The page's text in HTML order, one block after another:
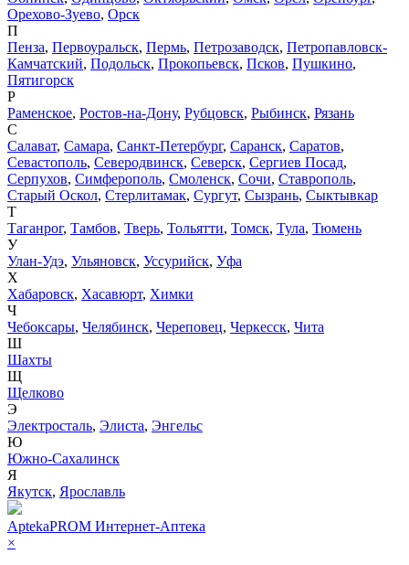
Орехово-Зуево, Орск
П
Пенза, Первоуральск, Пермь, Петрозаводск, Петропавловск-
Камчатский, Подольск, Прокопьевск, Псков, Пушкино,
Пятигорск
Р
Раменское, Ростов-на-Дону, Рубцовск, Рыбинск, Рязань
С
Салават, Самара, Санкт-Петербург, Саранск, Саратов,
Севастополь, Северодвинск, Северск, Сергиев Посад,
Серпухов, Симферополь, Смоленск, Сочи, Ставрополь,
Старый Оскол, Стерлитамак, Сургут, Сызрань, Сыктывкар
Т
Таганрог, Тамбов, Тверь, Тольятти, Томск, Тула, Тюмень
У
Улан-Удэ, Ульяновск, Уссурийск, Уфа
Х
Хабаровск, Хасавюрт, Химки
Ч
Чебоксары, Челябинск, Череповец, Черкесск, Чита
Ш
Шахты
Щ
Щелково
Э
Электросталь, Элиста, Энгельс
Ю
Южно-Сахалинск
Я
Якутск, Ярославль
AptekaPROM Интернет-Аптека
×